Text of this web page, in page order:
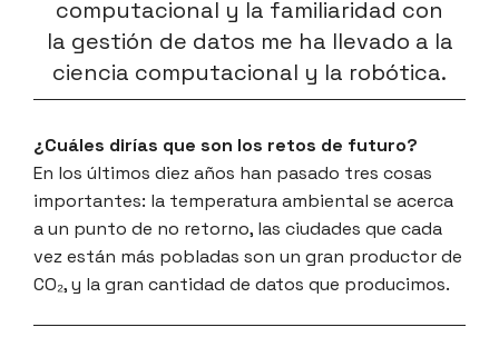
computacional y la familiaridad con
la gestión de datos me ha llevado a la
ciencia computacional y la robótica.
¿Cuáles dirías que son los retos de futuro?
En los últimos diez años han pasado tres cosas
importantes: la temperatura ambiental se acerca
a un punto de no retorno, las ciudades que cada
vez están más pobladas son un gran productor de
CO₂, y la gran cantidad de datos que producimos.